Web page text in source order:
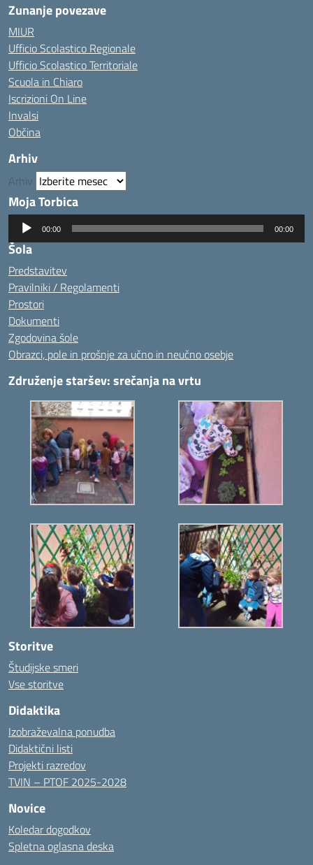
Zunanje povezave
MIUR
Ufficio Scolastico Regionale
Ufficio Scolastico Territoriale
Scuola in Chiaro
Iscrizioni On Line
Invalsi
Občina
Arhiv
Arhiv
Moja Torbica
Predvajalnik
zvoka
00:00 00:00
Šola
Predstavitev
Pravilniki / Regolamenti
Prostori
Dokumenti
Zgodovina šole
Obrazci, pole in prošnje za učno in neučno osebje
Združenje staršev: srečanja na vrtu
Storitve
Študijske smeri
Vse storitve
Didaktika
Izobraževalna ponudba
Didaktični listi
Projekti razredov
TVIN – PTOF 2025-2028
Novice
Koledar dogodkov
Spletna oglasna deska